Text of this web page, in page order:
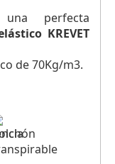
perfecta
KREVET
de 70Kg/m3.